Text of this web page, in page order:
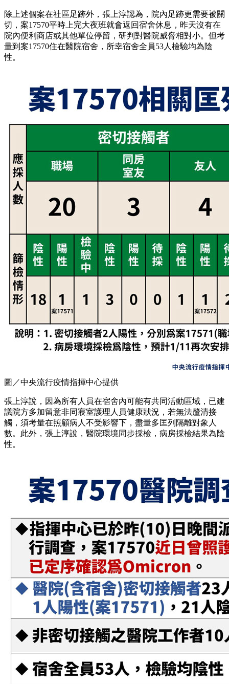
除上述個案在社區足跡外，張上淳認為，院內足跡更需要被關
切，案17570平時上完大夜班就會返回宿舍休息，昨天沒有在
院內便利商店或其他單位停留，研判對醫院威脅相對小。但考
量到案17570住在醫院宿舍，所幸宿舍全員53人檢驗均為陰
性。
圖／中央流行疫情指揮中心提供
張上淳說，因為所有人員在宿舍內可能有共同活動區域，已建
議院方多加留意非同寢室護理人員健康狀況，若無法釐清接
觸，須考量在照顧病人不受影響下，盡量多匡列隔離對象人
數。此外，張上淳說，醫院環境同步採檢，病房採檢結果為陰
性。